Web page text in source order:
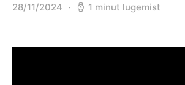
Posted on
28/11/2024 1 minut lugemist